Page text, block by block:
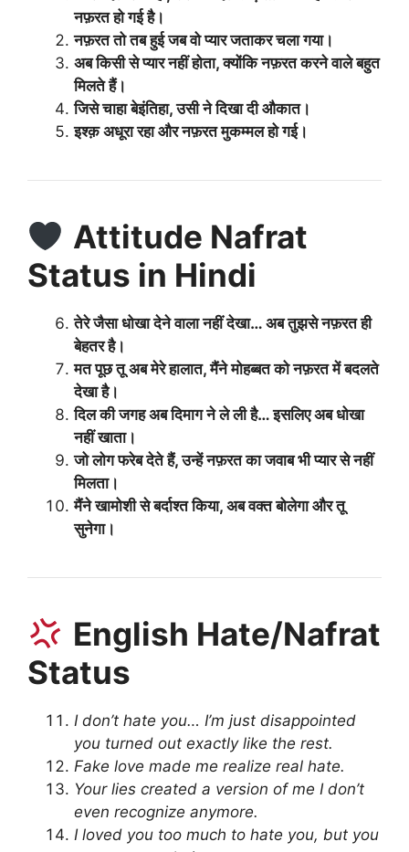
नफ़रत हो गई है।
नफ़रत तो तब हुई जब वो प्यार जताकर चला गया।
अब किसी से प्यार नहीं होता, क्योंकि नफ़रत करने वाले बहुत
मिलते हैं।
जिसे चाहा बेइंतिहा, उसी ने दिखा दी औकात।
इश्क़ अधूरा रहा और नफ़रत मुकम्मल हो गई।
Attitude Nafrat
Status in Hindi
तेरे जैसा धोखा देने वाला नहीं देखा… अब तुझसे नफ़रत ही
बेहतर है।
मत पूछ तू अब मेरे हालात, मैंने मोहब्बत को नफ़रत में बदलते
देखा है।
दिल की जगह अब दिमाग ने ले ली है… इसलिए अब धोखा
नहीं खाता।
जो लोग फरेब देते हैं, उन्हें नफ़रत का जवाब भी प्यार से नहीं
मिलता।
मैंने खामोशी से बर्दाश्त किया, अब वक्त बोलेगा और तू
सुनेगा।
English Hate/Nafrat
Status
I don’t hate you… I’m just disappointed
you turned out exactly like the rest.
Fake love made me realize real hate.
Your lies created a version of me I don’t
even recognize anymore.
I loved you too much to hate you, but you